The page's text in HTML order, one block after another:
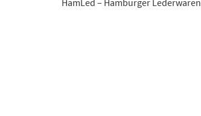
HamLed – Hamburger